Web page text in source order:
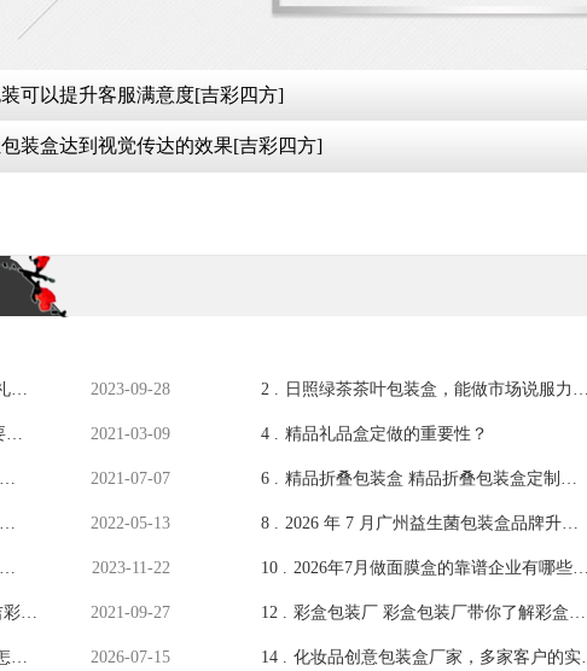
可以提升客服满意度[吉彩四方]
装盒达到视觉传达的效果[吉彩四方]
2023-09-28 2 .
日照绿茶茶叶包装盒，能做市场说服力更
2021-03-09 4 . 精品礼品盒定做的重要性？
2021-07-07 6 .
精品折叠包装盒 精品折叠包装盒定制，
2022-05-13 8 .
2026 年 7 月广州益生菌包装盒品牌升级
2023-11-22 10 .
2026年7月做面膜盒的靠谱企业有哪些：
四
2021-09-27 12 .
彩盒包装厂 彩盒包装厂带你了解彩盒包
2026-07-15 14 .
化妆品创意包装盒厂家，多家客户的实